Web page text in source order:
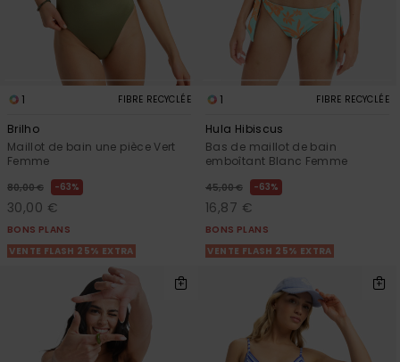
1 FIBRE RECYCLÉE
Brilho
Maillot de bain une pièce Vert
Femme
80,00 € 63%
30,00 €
BONS PLANS
VENTE FLASH 25% EXTRA
1 FIBRE RECYCLÉE
Hula Hibiscus
Bas de maillot de bain
emboîtant Blanc Femme
45,00 € 63%
16,87 €
BONS PLANS
VENTE FLASH 25% EXTRA